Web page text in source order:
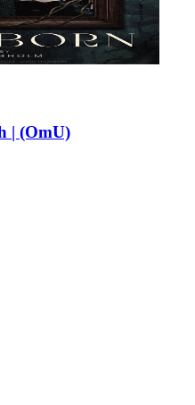
| (OmU)